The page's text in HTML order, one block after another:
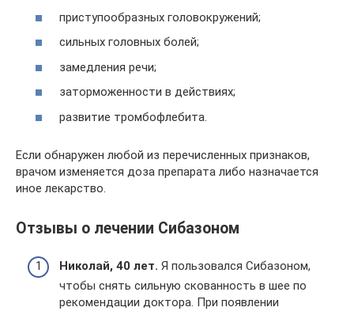
приступообразных головокружений;
сильных головных болей;
замедления речи;
заторможенности в действиях;
развитие тромбофлебита.
Если обнаружен любой из перечисленных признаков,
врачом изменяется доза препарата либо назначается
иное лекарство.
Отзывы о лечении Сибазоном
Николай, 40 лет. Я пользовался Сибазоном,
чтобы снять сильную скованность в шее по
рекомендации доктора. При появлении